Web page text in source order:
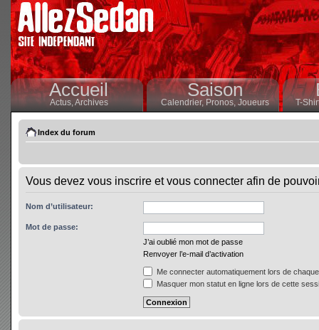
Accueil
Actus,Archives
Saison
Calendrier,Pronos, Joueurs T-
Index du forum
Vous devez vous inscrire et vous connecter afin de
Nom d’utilisateur:
Mot de passe:
J’ai oublié mon mot de passe
Renvoyer l’e-mail d’activation
Me connecter automatiquement lors de
Masquer mon statut en ligne lors de cette